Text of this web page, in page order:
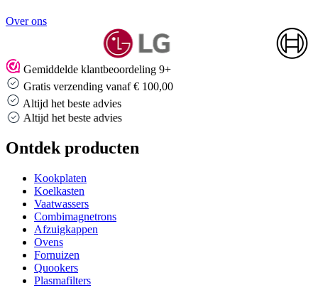
Over ons
Gemiddelde klantbeoordeling 9+
Gratis verzending vanaf € 100,00
Altijd het beste advies
Altijd het beste advies
Ontdek producten
Kookplaten
Koelkasten
Vaatwassers
Combimagnetrons
Afzuigkappen
Ovens
Fornuizen
Quookers
Plasmafilters